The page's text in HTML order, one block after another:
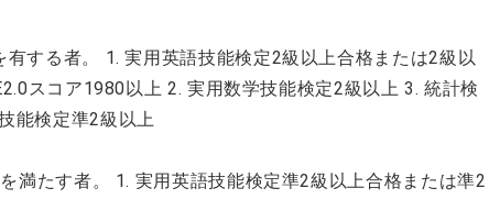
有する者。 1. 実用英語技能検定2級以上合格または2級以
スコア1980以上 2. 実用数学技能検定2級以上 3. 統計検
能検定準2級以上
満たす者。 1. 実用英語技能検定準2級以上合格または準2